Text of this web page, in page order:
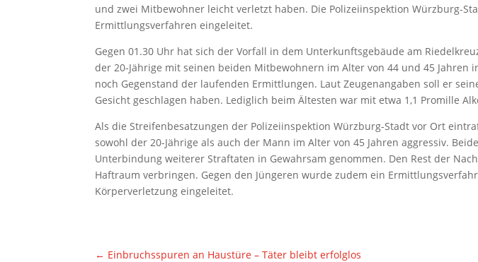
und zwei Mitbewohner leicht verletzt haben. Die Polizeiinspektion Würzburg-
Ermittlungsverfahren eingeleitet.
Gegen 01.30 Uhr hat sich der Vorfall in dem Unterkunftsgebäude am
der 20-Jährige mit seinen beiden Mitbewohnern im Alter von 44 und 45 Jahren
noch Gegenstand der laufenden Ermittlungen. Laut Zeugenangaben soll er
Gesicht geschlagen haben. Lediglich beim Ältesten war mit etwa 1,1 Promille
Als die Streifenbesatzungen der Polizeiinspektion Würzburg-Stadt vor Ort
sowohl der 20-Jährige als auch der Mann im Alter von 45 Jahren aggressiv.
Unterbindung weiterer Straftaten in Gewahrsam genommen. Den Rest der
Haftraum verbringen. Gegen den Jüngeren wurde zudem ein
Körperverletzung eingeleitet.
← Einbruchsspuren an Haustüre – Täter bleibt erfolglos